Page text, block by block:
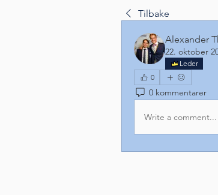
Tilbake
Alexander
22. oktober
Leder
0
0 kommentarer
Write a comment...